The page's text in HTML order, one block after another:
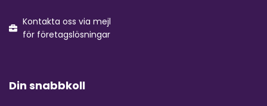
Kontakta oss via mejl
för företagslösningar
Din snabbkoll